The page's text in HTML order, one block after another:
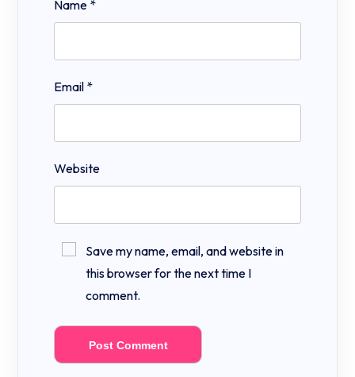
Name *
Email *
Website
Save my name, email, and website in
this browser for the next time I
comment.